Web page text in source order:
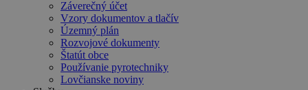
Záverečný účet
Vzory dokumentov a tlačív
Územný plán
Rozvojové dokumenty
Štatút obce
Používanie pyrotechniky
Lovčianske noviny